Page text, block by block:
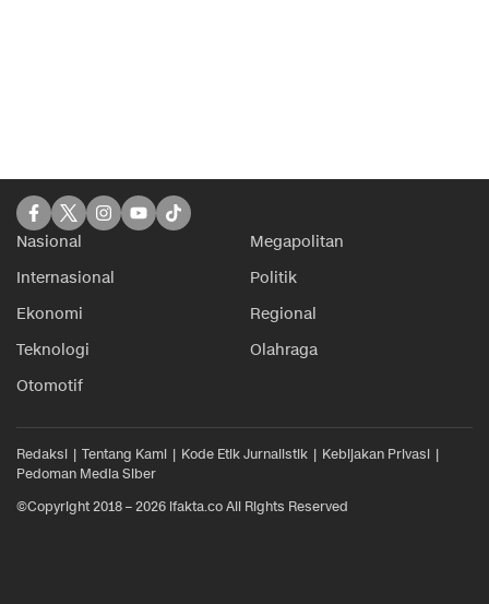
Nasional
Megapolitan
Internasional
Politik
Ekonomi
Regional
Teknologi
Olahraga
Otomotif
Redaksi Tentang Kami Kode Etik Jurnalistik
Kebijakan Privasi
Pedoman Media Siber
©Copyright 2018 – 2026 ifakta.co All Rights Reserved